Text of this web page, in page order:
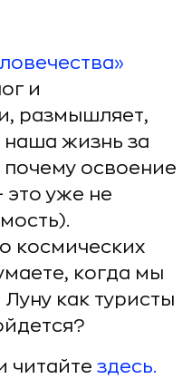
и
размышляет,
наша жизнь за
освоение
уже не
космических
когда мы
как туристы
читайте здесь.